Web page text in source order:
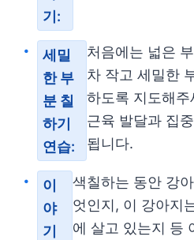
기:
세밀
한 부
분 칠
하기
연습:
처음에는 넓은
차 작고 세밀한
하도록 지도해
근육 발달과 집
됩니다.
이
야
기
색칠하는 동안 강
엇인지, 이 강아지
에 살고 있는지 등